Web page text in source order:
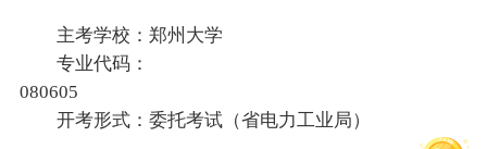
主考学校：郑州大学
专业代码：
080605
开考形式：委托考试（省电力工业局）